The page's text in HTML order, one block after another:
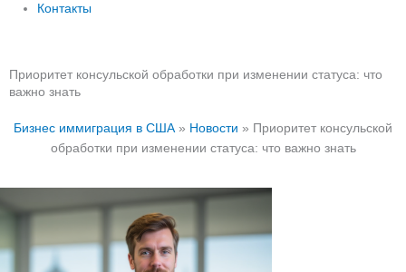
Контакты
Приоритет консульской обработки при изменении статуса: что
важно знать
Бизнес иммиграция в США» Новости » Приоритет консульской
обработки при изменении статуса: что важно знать